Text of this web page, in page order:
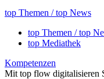
top Themen / top News
top Themen / top
top Mediathek
Kompetenzen
Mit top flow digitalisieren